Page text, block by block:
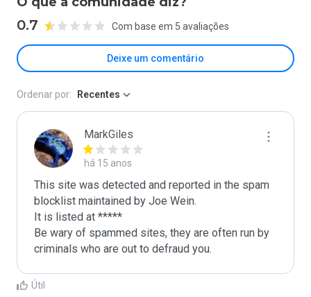
0.7 Com base em 5 avaliações
Deixe um comentário
Ordenar por: Recentes
MarkGiles
há 15 anos
This site was detected and reported in the spam
blocklist maintained by Joe Wein.
It is listed at *****
Be wary of spammed sites, they are often run by
criminals who are out to defraud you.
Útil